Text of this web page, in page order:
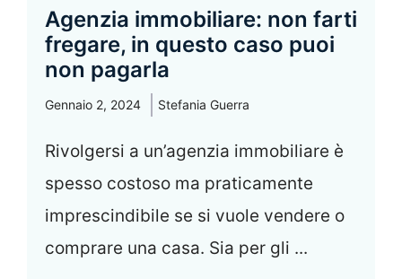
Agenzia immobiliare: non farti
fregare, in questo caso puoi
non pagarla
Gennaio 2, 2024 Stefania Guerra
Rivolgersi a un’agenzia immobiliare è
spesso costoso ma praticamente
imprescindibile se si vuole vendere o
comprare una casa. Sia per gli ...